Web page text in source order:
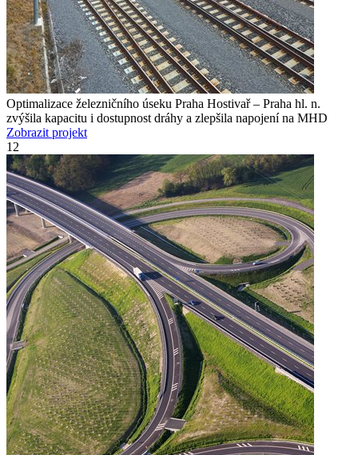
Optimalizace železničního úseku Praha Hostivař – Praha hl. n.
zvýšila kapacitu i dostupnost dráhy a zlepšila napojení na MHD
Zobrazit projekt
12